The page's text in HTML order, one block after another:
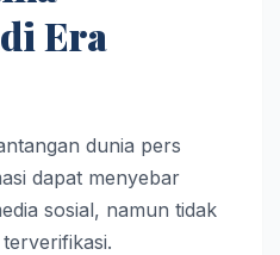
Era
dunia pers
dapat menyebar
sosial, namun tidak